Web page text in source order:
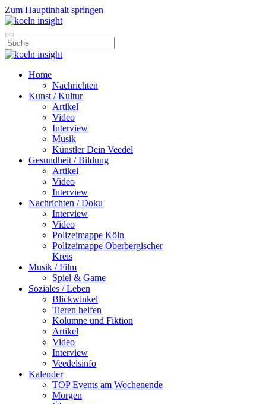
Zum Hauptinhalt springen
Home
Nachrichten
Kunst / Kultur
Artikel
Video
Interview
Musik
Künstler Dein Veedel
Gesundheit / Bildung
Artikel
Video
Interview
Nachrichten / Doku
Interview
Video
Polizeimappe Köln
Polizeimappe Oberbergischer
Kreis
Musik / Film
Spiel & Game
Soziales / Leben
Blickwinkel
Tieren helfen
Kolumne und Fiktion
Artikel
Video
Interview
Veedelsinfo
Kalender
TOP Events am Wochenende
Morgen